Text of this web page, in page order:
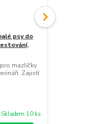
psy do
mazlíčky
Zajistí
Skladem 10 ks